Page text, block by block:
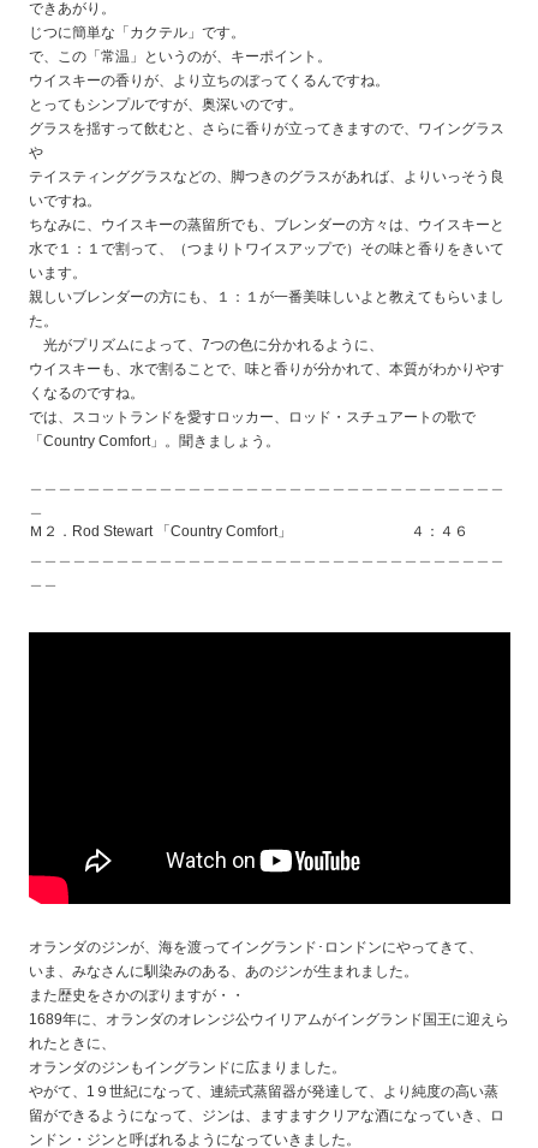
できあがり。
じつに簡単な「カクテル」です。
で、この「常温」というのが、キーポイント。
ウイスキーの香りが、より立ちのぼってくるんですね。
とってもシンプルですが、奥深いのです。
グラスを揺すって飲むと、さらに香りが立ってきますので、ワイングラス
や
テイスティンググラスなどの、脚つきのグラスがあれば、よりいっそう良
いですね。
ちなみに、ウイスキーの蒸留所でも、ブレンダーの方々は、ウイスキーと
水で１：１で割って、（つまりトワイスアップで）その味と香りをきいて
います。
親しいブレンダーの方にも、１：１が一番美味しいよと教えてもらいまし
た。
光がプリズムによって、7つの色に分かれるように、
ウイスキーも、水で割ることで、味と香りが分かれて、本質がわかりやす
くなるのですね。
では、スコットランドを愛すロッカー、ロッド・スチュアートの歌で
「Country Comfort」。聞きましょう。
Ｍ２．Rod Stewart 「Country Comfort」 ４：４６
オランダのジンが、海を渡ってイングランド･ロンドンにやってきて、
いま、みなさんに馴染みのある、あのジンが生まれました。
また歴史をさかのぼりますが・・
1689年に、オランダのオレンジ公ウイリアムがイングランド国王に迎えら
れたときに、
オランダのジンもイングランドに広まりました。
やがて、1９世紀になって、連続式蒸留器が発達して、より純度の高い蒸
留ができるようになって、ジンは、ますますクリアな酒になっていき、ロ
ンドン・ジンと呼ばれるようになっていきました。